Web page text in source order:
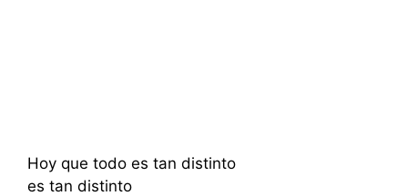
Hoy que todo es tan distinto
es tan distinto